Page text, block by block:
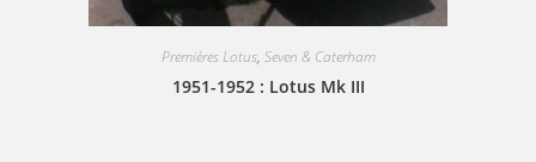
Premières Lotus, Seven & Caterham
1951-1952 : Lotus Mk III